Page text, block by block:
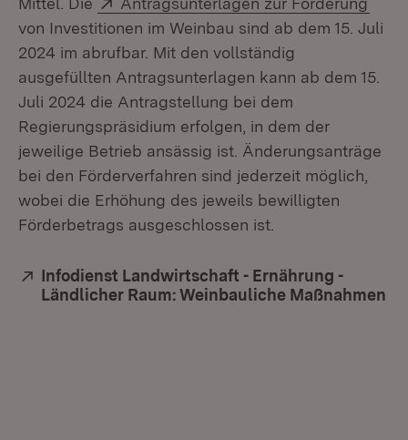
von Investitionen im Weinbau sind ab dem 15. Juli
2024 im abrufbar. Mit den vollständig
ausgefüllten Antragsunterlagen kann ab dem 15.
Juli 2024 die Antragstellung bei dem
Regierungspräsidium erfolgen, in dem der
jeweilige Betrieb ansässig ist. Änderungsanträge
bei den Förderverfahren sind jederzeit möglich,
wobei die Erhöhung des jeweils bewilligten
Förderbetrags ausgeschlossen ist.
Extern:
Infodienst Landwirtschaft - Ernährung -
Ländlicher Raum: Weinbauliche Maßnahmen